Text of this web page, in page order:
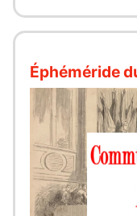
Éphéméride